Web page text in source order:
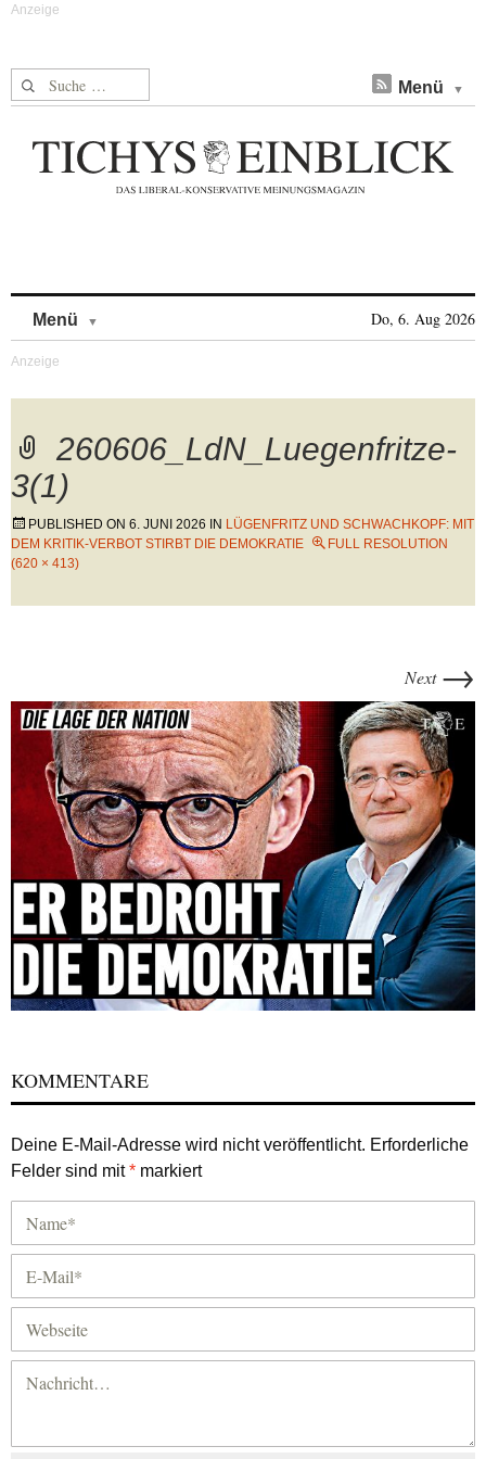
Suche nach: Menü
Menü Do, 6. Aug 2026
260606_LdN_Luegenfritze-
3(1)
PUBLISHED ON 6. JUNI 2026 IN LÜGENFRITZ UND SCHWACHKOPF: MIT
DEM KRITIK-VERBOT STIRBT DIE DEMOKRATIE
FULL RESOLUTION
(620 × 413)
Next →
KOMMENTARE
Deine E-Mail-Adresse wird nicht veröffentlicht. Erforderliche
Felder sind mit* markiert